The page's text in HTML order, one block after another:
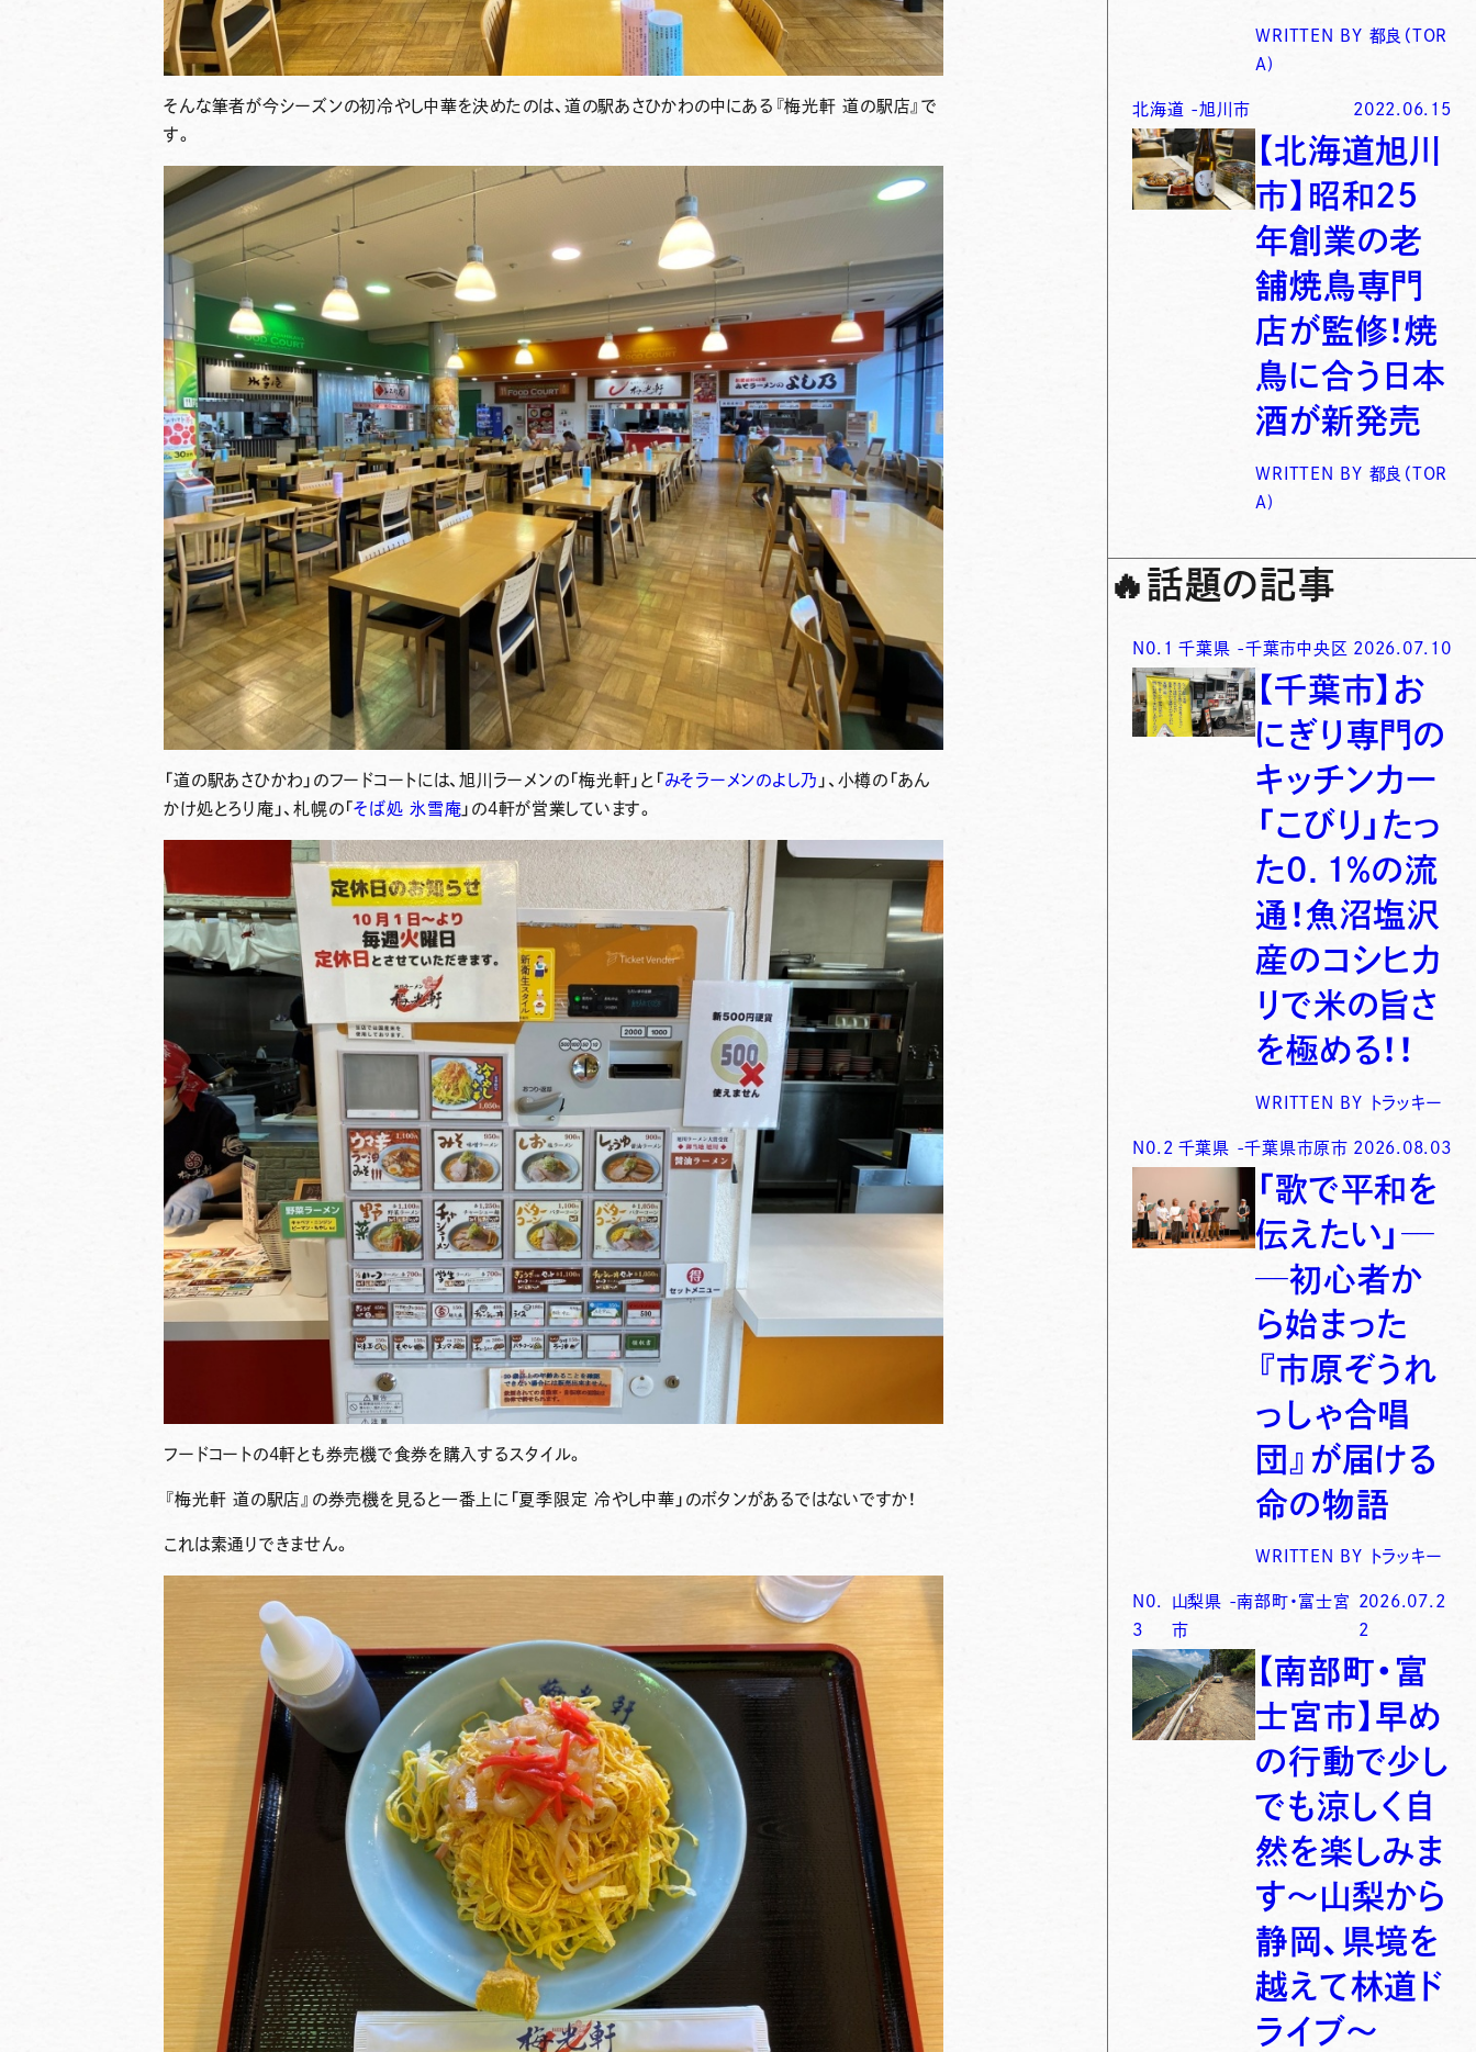
そんな筆者が今シーズンの初冷やし中華を決めたのは、道の駅あさひかわの中にある 『梅光軒 道の駅店』で
す。
「道の駅あさひかわ」のフードコートには、旭川ラーメンの「梅光軒」と「 みそラーメンのよし乃 」、小樽の「あん
かけ処とろり庵」、札幌の「そば処 氷雪庵 」の4軒が営業しています。
フードコートの4軒とも券売機で食券を購入するスタイル。
『梅光軒 道の駅店』 の券売機を見ると一番上に 「夏季限定 冷やし中華」 のボタンがあるではないですか！
これは素通りできません。
WRITTEN BY 都良（TOR
A)
北海道 -旭川市 2022.06.15
【北海道旭川
市】昭和25
年創業の老
舗焼鳥専門
店が監修！焼
鳥に合う日本
酒が新発売
WRITTEN BY 都良（TOR
A)
🔥 話題の記事
N0. 1 千葉県 -千葉市中央区 2026.07.10
【千葉市】お
にぎり専門の
キッチンカー
「こびり」たっ
た0．1％の流
通！魚沼塩沢
産のコシヒカ
リで米の旨さ
を極める！！
WRITTEN BY トラッキー
N0. 2 千葉県 -千葉県市原市 2026.08.03
「歌で平和を
伝えたい」─
─初心者か
ら始まった
『市原ぞうれ
っしゃ合唱
団』が届ける
命の物語
WRITTEN BY トラッキー
N0.
3
山梨県 -南部町・富士宮
市
2026.07.2
2
【南部町・富
士宮市】早め
の行動で少し
でも涼しく自
然を楽しみま
す〜山梨から
静岡、県境を
越えて林道ド
ライブ〜